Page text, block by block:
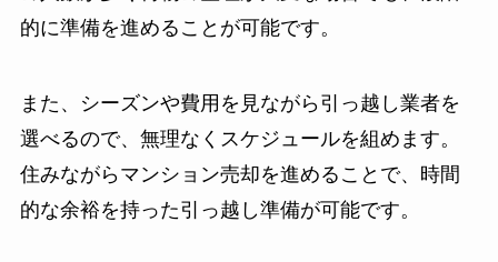
的に準備を進めることが可能です。
また、シーズンや費用を見ながら引っ越し業者を
選べるので、無理なくスケジュールを組めます。
住みながらマンション売却を進めることで、時間
的な余裕を持った引っ越し準備が可能です。